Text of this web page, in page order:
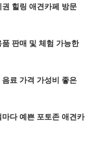
힐링 애견카페 방문
판매 및 체험 가능한
료 가격 가성비 좋은
다 예쁜 포토존 애견카